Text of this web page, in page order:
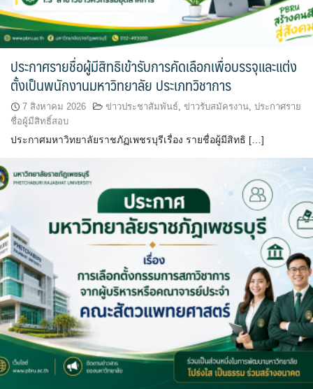
ประกาศรายชื่อผู้มีสิทธิเข้ารับการคัดเลือกเพื่อบรรจุและแต่ง
ตั้งเป็นพนักงานมหาวิทยาลัย ประเภทวิชาการ
7 สิงหาคม 2026 ข่าวประชาสัมพันธ์ ข่าวรับสมัครงาน ประกาศราย
ชื่อผู้มีสิทธิ์สอบ
ประกาศมหาวิทยาลัยราชภัฏเพชรบุรีเรื่อง รายชื่อผู้มีสิทธิ […]